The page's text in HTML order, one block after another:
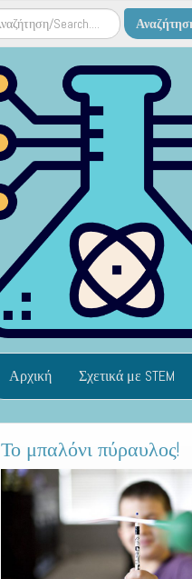
Αρχική Σχετικά με STEM
Το μπαλόνι πύραυλος!